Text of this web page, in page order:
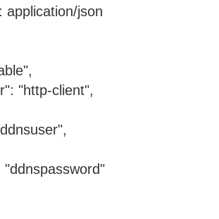
application/json
"http-client",